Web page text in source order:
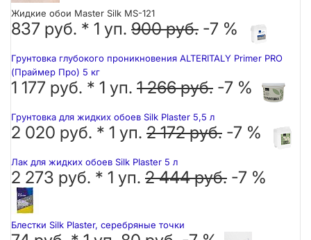
Жидкие обои Master Silk MS-121
837 руб. * 1 уп. 900 руб. -7 %
Грунтовка глубокого проникновения ALTERITALY Primer PRO
(Праймер Про) 5 кг
1 177 руб. * 1 уп. 1 266 руб. -7 %
Грунтовка для жидких обоев Silk Plaster 5,5 л
2 020 руб. * 1 уп. 2 172 руб. -7 %
Лак для жидких обоев Silk Plaster 5 л
2 273 руб. * 1 уп. 2 444 руб. -7 %
Блестки Silk Plaster, серебряные точки